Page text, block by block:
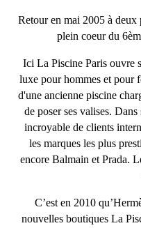
Retour en mai 2005 à
plein coeur du
Ici La Piscine Paris
luxe pour hommes et pour
d'une ancienne piscine
de poser ses valises.
incroyable de clients
les marques les plus
encore Balmain et Prada.
C’est en 2010
nouvelles boutiques La